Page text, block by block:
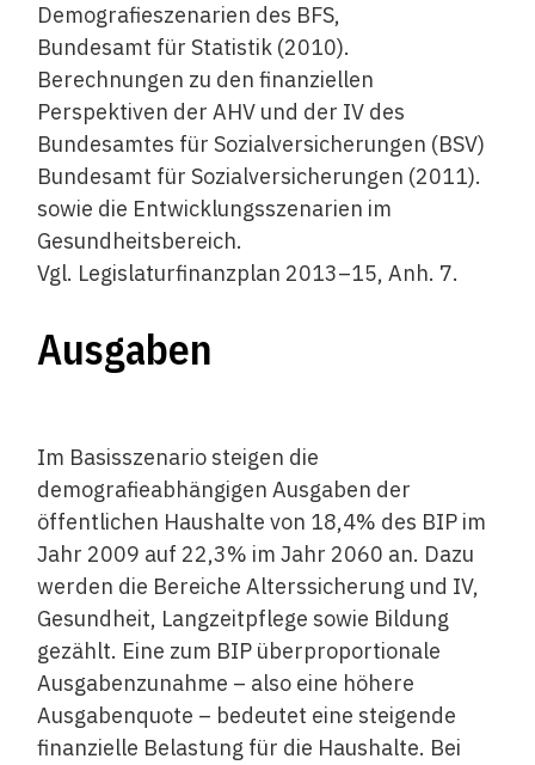
Demografieszenarien des BFS,
Bundesamt für Statistik (2010).
Berechnungen zu den finanziellen
Perspektiven der AHV und der IV des
Bundesamtes für Sozialversicherungen (BSV)
Bundesamt für Sozialversicherungen (2011).
sowie die Entwicklungsszenarien im
Gesundheitsbereich.
Vgl. Legislaturfinanzplan 2013–15, Anh. 7.
Ausgaben
Im Basisszenario steigen die
demografieabhängigen Ausgaben der
öffentlichen Haushalte von 18,4% des BIP im
Jahr 2009 auf 22,3% im Jahr 2060 an. Dazu
werden die Bereiche Alterssicherung und IV,
Gesundheit, Langzeitpflege sowie Bildung
gezählt. Eine zum BIP überproportionale
Ausgabenzunahme – also eine höhere
Ausgabenquote – bedeutet eine steigende
finanzielle Belastung für die Haushalte. Bei